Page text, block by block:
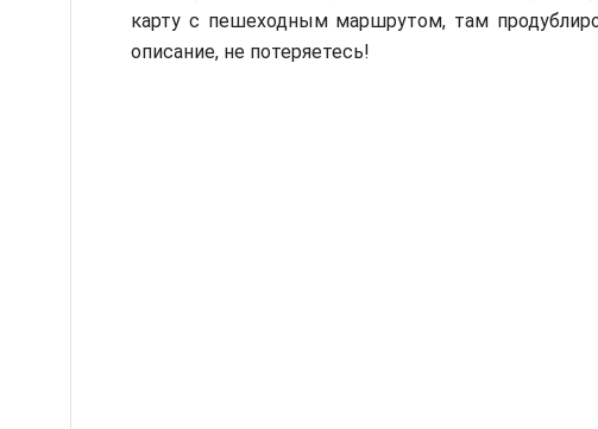
карту с пешеходным маршрутом, там
описание, не потеряетесь!